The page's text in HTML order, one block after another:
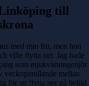
till
med min fru, men hon
ville flytta ner. Jag hade
som mjukvaruingenjör
veckopendlande mellan
för att flytta ner på heltid